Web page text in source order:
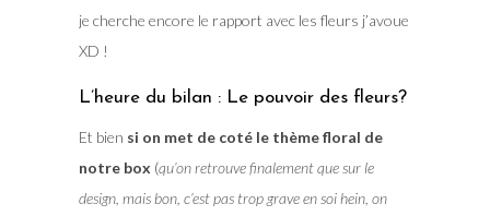
je cherche encore le rapport avec les fleurs j’avoue
XD !
L’heure du bilan : Le pouvoir des fleurs?
Et bien si on met de coté le thème floral de
notre box (qu’on retrouve finalement que sur le
design, mais bon, c’est pas trop grave en soi hein, on